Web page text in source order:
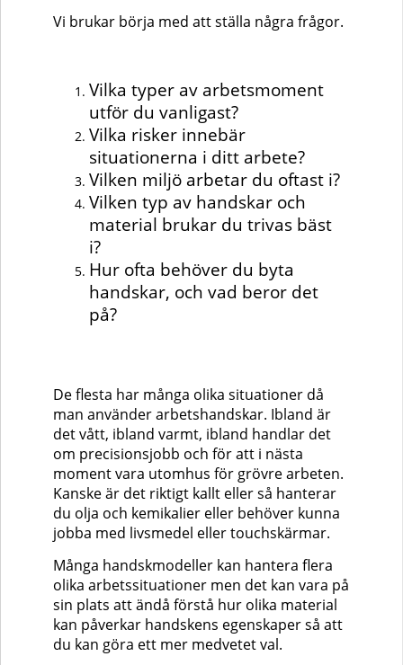
Vi brukar börja med att ställa några frågor.
Vilka typer av arbetsmoment
utför du vanligast?
Vilka risker innebär
situationerna i ditt arbete?
Vilken miljö arbetar du oftast i?
Vilken typ av handskar och
material brukar du trivas bäst
i?
Hur ofta behöver du byta
handskar, och vad beror det
på?
De flesta har många olika situationer då
man använder arbetshandskar. Ibland är
det vått, ibland varmt, ibland handlar det
om precisionsjobb och för att i nästa
moment vara utomhus för grövre arbeten.
Kanske är det riktigt kallt eller så hanterar
du olja och kemikalier eller behöver kunna
jobba med livsmedel eller touchskärmar.
Många handskmodeller kan hantera flera
olika arbetssituationer men det kan vara på
sin plats att ändå förstå hur olika material
kan påverkar handskens egenskaper så att
du kan göra ett mer medvetet val.